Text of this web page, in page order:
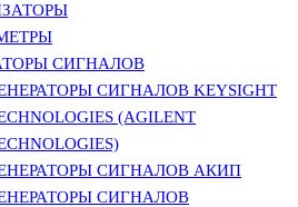
СИГНАЛОВ
СИГНАЛОВ KEYSIGHT
(AGILENT
СИГНАЛОВ АКИП
СИГНАЛОВ